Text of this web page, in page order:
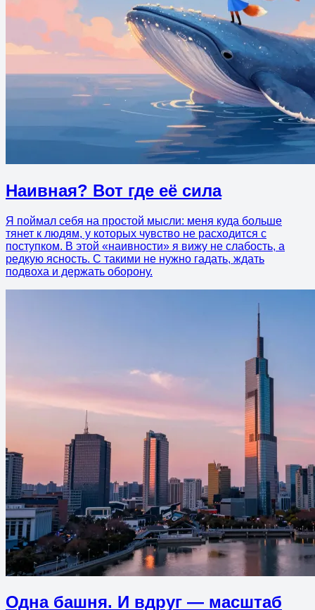
Наивная? Вот где её сила
Я поймал себя на простой мысли: меня куда больше
тянет к людям, у которых чувство не расходится с
поступком. В этой «наивности» я вижу не слабость, а
редкую ясность. С такими не нужно гадать, ждать
подвоха и держать оборону.
Одна башня. И вдруг — масштаб